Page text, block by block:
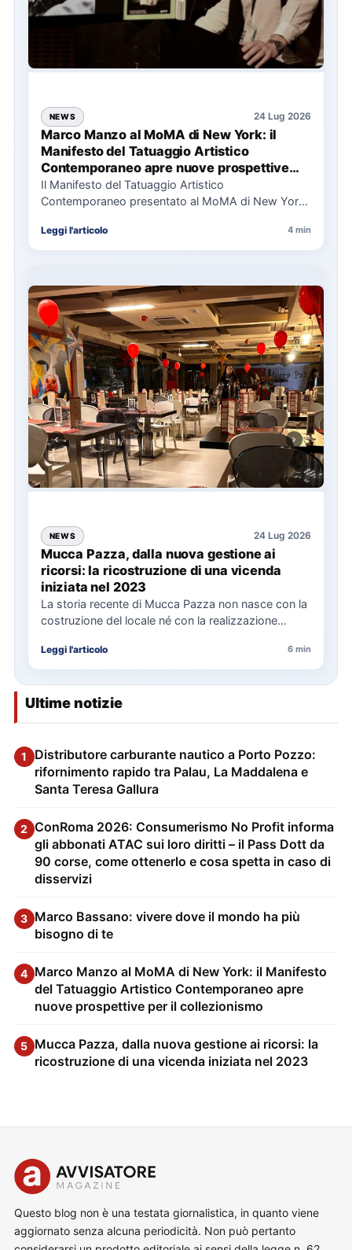
NEWS 24 Lug 2026
Marco Manzo al MoMA di New York: il
Manifesto del Tatuaggio Artistico
Contemporaneo apre nuove prospettive
per il collezionismo
Il Manifesto del Tatuaggio Artistico
Contemporaneo presentato al MoMA di New York
Leggi l'articolo 4 min
NEWS 24 Lug 2026
Mucca Pazza, dalla nuova gestione ai
ricorsi: la ricostruzione di una vicenda
iniziata nel 2023
La storia recente di Mucca Pazza non nasce con la
costruzione del locale né con la realizzazione
Leggi l'articolo 6 min
Ultime notizie
1
Distributore carburante nautico a Porto Pozzo:
rifornimento rapido tra Palau, La Maddalena e
Santa Teresa Gallura
2 ConRoma 2026: Consumerismo No Profit informa
gli abbonati ATAC sui loro diritti – il Pass Dott da
90 corse, come ottenerlo e cosa spetta in caso di
disservizi
3 Marco Bassano: vivere dove il mondo ha più
bisogno di te
4 Marco Manzo al MoMA di New York: il Manifesto
del Tatuaggio Artistico Contemporaneo apre
nuove prospettive per il collezionismo
5 Mucca Pazza, dalla nuova gestione ai ricorsi: la
ricostruzione di una vicenda iniziata nel 2023
Questo blog non è una testata giornalistica, in quanto viene
aggiornato senza alcuna periodicità. Non può pertanto